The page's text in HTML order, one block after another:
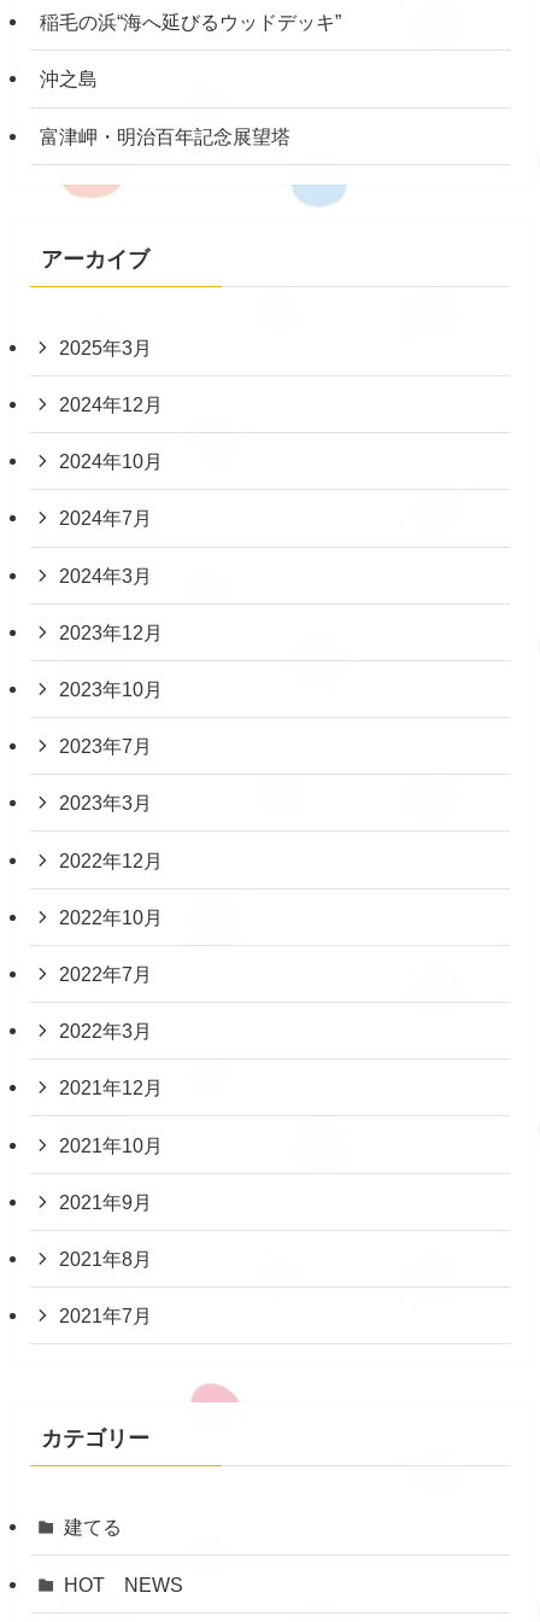
稲毛の浜“海へ延びるウッドデッキ”
沖之島
富津岬・明治百年記念展望塔
アーカイブ
2025年3月
2024年12月
2024年10月
2024年7月
2024年3月
2023年12月
2023年10月
2023年7月
2023年3月
2022年12月
2022年10月
2022年7月
2022年3月
2021年12月
2021年10月
2021年9月
2021年8月
2021年7月
カテゴリー
建てる
HOT NEWS